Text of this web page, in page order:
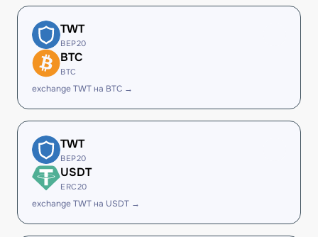
TWT
BEP20
BTC
BTC
exchange TWT на BTC →
TWT
BEP20
USDT
ERC20
exchange TWT на USDT →